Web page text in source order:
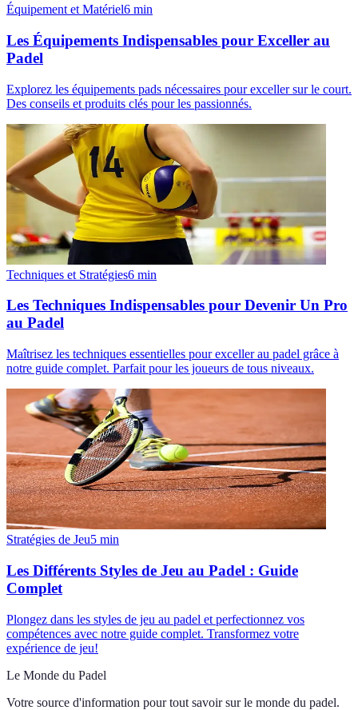
Équipement et Matériel6 min
Les Équipements Indispensables pour Exceller au
Padel
Explorez les équipements pads nécessaires pour exceller sur le court.
Des conseils et produits clés pour les passionnés.
Techniques et Stratégies6 min
Les Techniques Indispensables pour Devenir Un Pro
au Padel
Maîtrisez les techniques essentielles pour exceller au padel grâce à
notre guide complet. Parfait pour les joueurs de tous niveaux.
Stratégies de Jeu5 min
Les Différents Styles de Jeu au Padel : Guide
Complet
Plongez dans les styles de jeu au padel et perfectionnez vos
compétences avec notre guide complet. Transformez votre
expérience de jeu!
Le Monde du Padel
Votre source d'information pour tout savoir sur le monde du padel.